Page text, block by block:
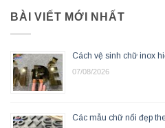
BÀI VIẾT MỚI NHẤT
Cách vệ sinh chữ inox
07/08/2026
Các mẫu chữ nổi đẹp